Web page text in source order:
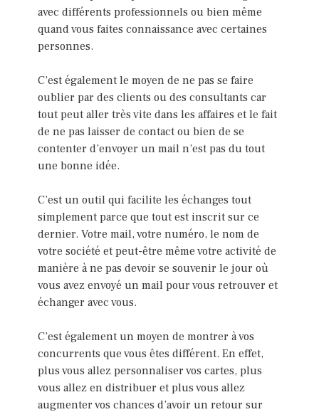
avec différents professionnels ou bien même
quand vous faites connaissance avec certaines
personnes.
C’est également le moyen de ne pas se faire
oublier par des clients ou des consultants car
tout peut aller très vite dans les affaires et le fait
de ne pas laisser de contact ou bien de se
contenter d’envoyer un mail n’est pas du tout
une bonne idée.
C’est un outil qui facilite les échanges tout
simplement parce que tout est inscrit sur ce
dernier. Votre mail, votre numéro, le nom de
votre société et peut-être même votre activité de
manière à ne pas devoir se souvenir le jour où
vous avez envoyé un mail pour vous retrouver et
échanger avec vous.
C’est également un moyen de montrer à vos
concurrents que vous êtes différent. En effet,
plus vous allez personnaliser vos cartes, plus
vous allez en distribuer et plus vous allez
augmenter vos chances d’avoir un retour sur